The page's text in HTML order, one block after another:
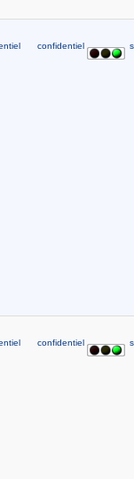
confidentiel
confidentiel